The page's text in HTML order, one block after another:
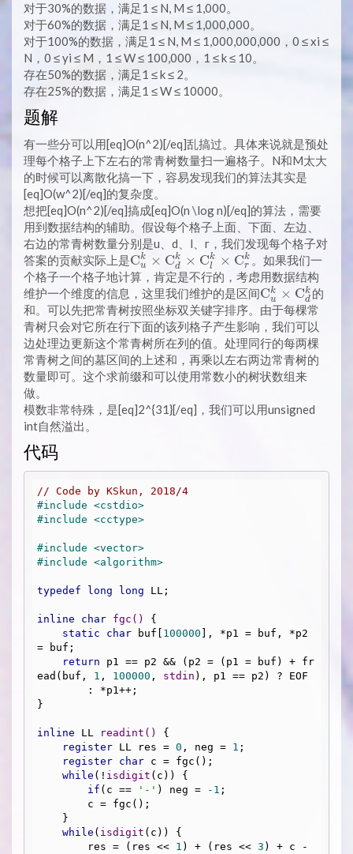
对于30%的数据，满足1 ≤ N, M ≤ 1,000。
对于60%的数据，满足1 ≤ N, M ≤ 1,000,000。
对于100%的数据，满足1 ≤ N, M ≤ 1,000,000,000，0 ≤ xi ≤
N，0 ≤ yi ≤ M，1 ≤ W ≤ 100,000，1 ≤ k ≤ 10。
存在50%的数据，满足1 ≤ k ≤ 2。
存在25%的数据，满足1 ≤ W ≤ 10000。
题解
有一些分可以用[eq]O(n^2)[/eq]乱搞过。具体来说就是预处
理每个格子上下左右的常青树数量扫一遍格子。N和M太大
的时候可以离散化搞一下，容易发现我们的算法其实是
[eq]O(w^2)[/eq]的复杂度。
想把[eq]O(n^2)[/eq]搞成[eq]O(n \log n)[/eq]的算法，需要
用到数据结构的辅助。假设每个格子上面、下面、左边、
右边的常青树数量分别是u、d、l、r，我们发现每个格子对
答案的贡献实际上是\mathrm{C}_u^k
\times
\mathrm{C}_d^k
\times
\mathrm{C}_l^k
\times
\mathrm{C}_r^k
Cu
k × Cd
k × Cl
k × Cr
k 。如果我们一
个格子一个格子地计算，肯定是不行的，考虑用数据结构
维护一个维度的信息，这里我们维护的是区间
\times
Cu
k × Cd
k 的
和。可以先把常青树按照坐标双关键字排序。由于每棵常
青树只会对它所在行下面的该列格子产生影响，我们可以
边处理边更新这个常青树所在列的值。处理同行的每两棵
常青树之间的墓区间的上述和，再乘以左右两边常青树的
数量即可。这个求前缀和可以使用常数小的树状数组来
做。
模数非常特殊，是[eq]2^{31}[/eq]，我们可以用unsigned
int自然溢出。
代码
// Code by KSkun, 2018/4
#include <cstdio>
#include <cctype>
#include <vector>
#include <algorithm>
typedef long long LL;
inline char fgc ()
{
static
char buf[ 100000 ], *p1 = buf, *p2
= buf;
return p1 == p2 && (p2 = (p1 = buf) + fr
ead(buf, 1 , 100000 , stdin ), p1 == p2) ? EOF
}
inline LL readint ()
{
register LL res = 0 , neg = 1 ;
register char c = fgc();
while (! isdigit (c)) {
if (c == '-' ) neg = -1 ;
while ( isdigit (c)) {
        res = (res <<
1 ) + (res << 3